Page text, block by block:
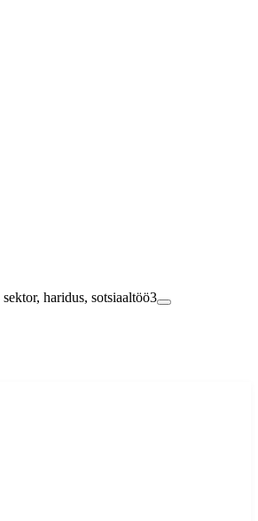
haridus, sotsiaaltöö3